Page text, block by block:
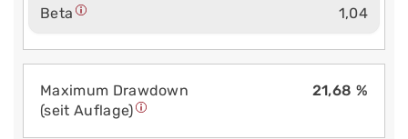
Beta
1,04
Maximum Drawdown
(seit Auflage)
21,68 %